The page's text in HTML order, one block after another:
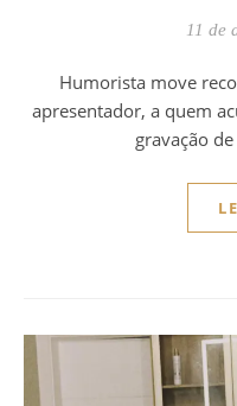
11 de
Humorista move reconvenção em processo contra
apresentador, a quem
gravação